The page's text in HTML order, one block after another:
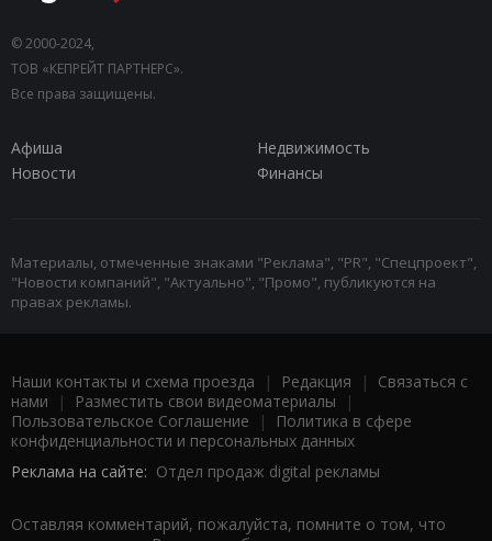
© 2000-2024,
ТОВ «КЕПРЕЙТ ПАРТНЕРС».
Все права защищены.
Афиша
Недвижимость
Новости
Финансы
Материалы, отмеченные знаками "Реклама", "PR", "Спецпроект",
"Новости компаний", "Актуально", "Промо", публикуются на
правах рекламы.
Наши контакты и схема проезда | Редакция | Связаться с
нами | Разместить свои видеоматериалы |
Пользовательское Соглашение |
Политика в сфере
конфиденциальности и персональных данных
Реклама на сайте: Отдел продаж digital рекламы
Оставляя комментарий, пожалуйста, помните о том, что